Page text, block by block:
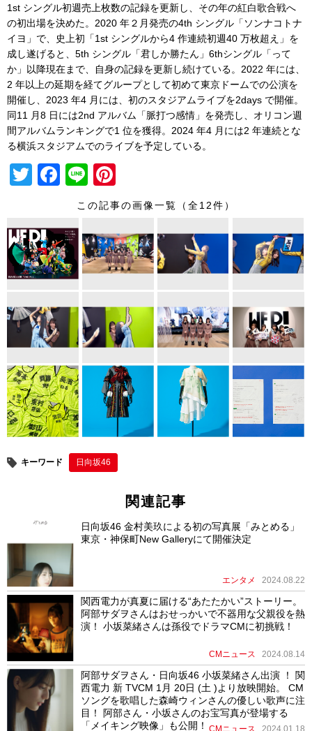
1st シングル初週売上枚数の記録を更新し、その年の紅白歌合戦へ
の初出場を決めた。2020 年２月発売の4th シングル「ソンナコトナ
イヨ」で、史上初「1st シングルから4 作連続初週40 万枚超え」を
成し遂げると、5th シングル「君しか勝たん」6thシングル「って
か」以降現在まで、自身の記録を更新し続けている。2022 年には、
2 年以上の延期を経てグループとして初めて東京ドームでの公演を
開催し、2023 年4 月には、初のスタジアムライブを2days で開催。
同11 月8 日には2nd アルバム「脈打つ感情」を発売し、オリコン週
間アルバムランキングで1 位を獲得。2024 年4 月には2 年連続とな
る横浜スタジアムでのライブを予定している。
T
er
F
e
b
o
o
k
Li
n
nt
e
st
この記事の画像一覧（全12件）
キーワード 日向坂46
関連記事
日向坂46 金村美玖による初の写真展「みとめる」
東京・神保町New Galleryにて開催決定
エンタメ 2024.08.22
関西電力が真夏に届ける“あたたかい”ストーリー。
阿部サダヲさんはおせっかいで不器用な父親役を熱
演！ 小坂菜緒さんは孫役でドラマCMに初挑戦！
CMニュース 2024.08.14
阿部サダヲさん・日向坂46 小坂菜緒さん出演 ！ 関
西電力 新 TVCM 1月 20日 (土 )より放映開始。 CM
ソングを歌唱した森崎ウィンさんの優しい歌声に注
目！ 阿部さん・小坂さんのお宝写真が登場する
「メイキング映像」も公開！ CMニュース 2024.01.18